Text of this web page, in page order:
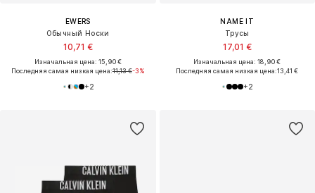
EWERS
Обычный Носки
10,71 €
Изначальная цена: 15,90 €
Последняя самая низкая цена:11,13 €-3%
+2
NAME IT
Трусы
17,01 €
Изначальная цена: 18,90 €
Последняя самая низкая цена:13,41 €
+2